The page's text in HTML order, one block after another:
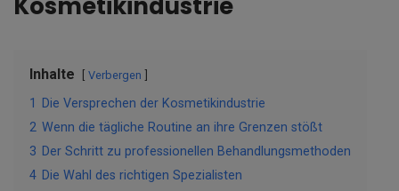
Kosmetikindustrie
Inhalte Verbergen
1 Die Versprechen der Kosmetikindustrie
2 Wenn die tägliche Routine an ihre Grenzen stößt
3 Der Schritt zu professionellen Behandlungsmethoden
4 Die Wahl des richtigen Spezialisten